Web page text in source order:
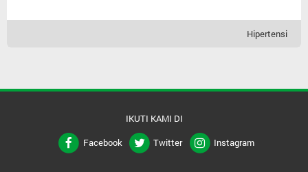
Anak
Penyakit Dalam
Hipertensi
IKUTI KAMI DI
Facebook
Twitter Instagram